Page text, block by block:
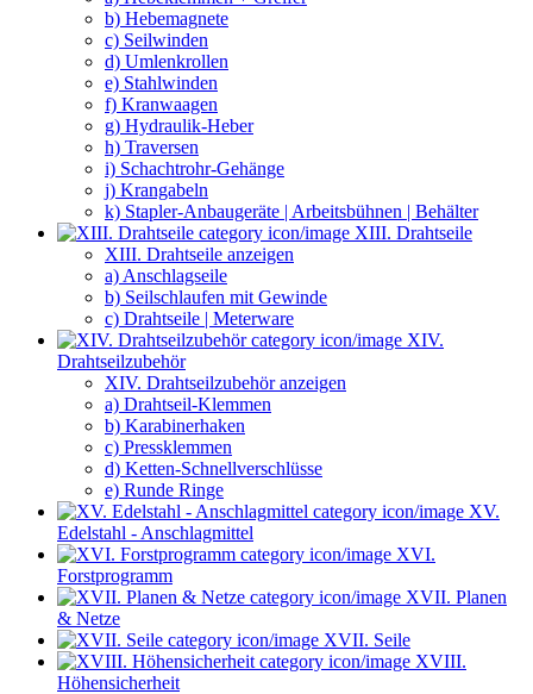
b) Hebemagnete
c) Seilwinden
d) Umlenkrollen
e) Stahlwinden
f) Kranwaagen
g) Hydraulik-Heber
h) Traversen
i) Schachtrohr-Gehänge
j) Krangabeln
k) Stapler-Anbaugeräte | Arbeitsbühnen | Behälter
XIII. Drahtseile
XIII. Drahtseile anzeigen
a) Anschlagseile
b) Seilschlaufen mit Gewinde
c) Drahtseile | Meterware
XIV.
Drahtseilzubehör
XIV. Drahtseilzubehör anzeigen
a) Drahtseil-Klemmen
b) Karabinerhaken
c) Pressklemmen
d) Ketten-Schnellverschlüsse
e) Runde Ringe
XV.
Edelstahl - Anschlagmittel
XVI.
Forstprogramm
XVII. Planen
& Netze
XVII. Seile
XVIII.
Höhensicherheit